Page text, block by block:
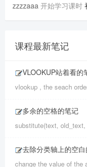
zzzzaaa 开始学习课时
课程最新笔记
VLOOKUP站着看的
vlookup , the seach
多余的空格的笔记
substitute(text,
去除分类轴上的空
change the value of the